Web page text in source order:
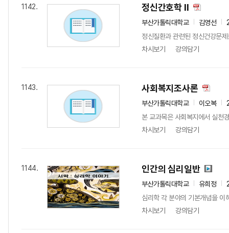
1142. 정신간호학 II
부산가톨릭대학교 김영선
정신질환과 관련된 정신건강문
차시보기
강의담기
1143. 사회복지조사론
부산가톨릭대학교 이오복
본 교과목은 사회복지에서 실천
차시보기
강의담기
1144. 인간의 심리일반
부산가톨릭대학교 유희정
심리학 각 분야의 기본개념을 이
차시보기
강의담기